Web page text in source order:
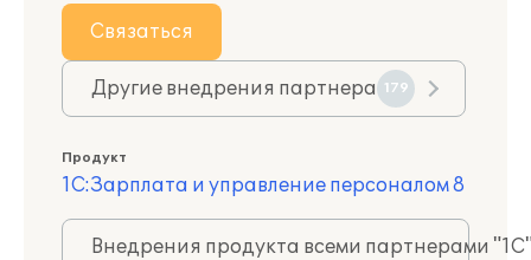
Связаться
Другие внедрения партнера 179
Продукт
1С:Зарплата и управление персоналом 8
Внедрения продукта всеми партнерами